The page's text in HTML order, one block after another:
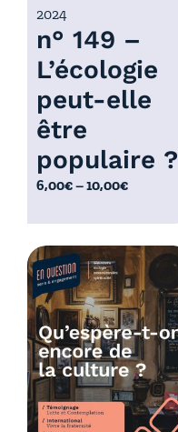
n° 149 –
L’écologie
peut-elle
être
populaire ?
2024
6,00€–10,00€
P
a
g
e
d
e
p
r
i
x